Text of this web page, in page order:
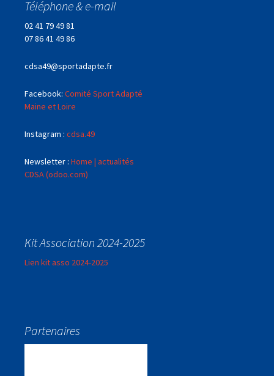
Téléphone & e-mail
02 41 79 49 81
07 86 41 49 86
cdsa49@sportadapte.fr
Facebook: Comité Sport Adapté
Maine et Loire
Instagram : cdsa.49
Newsletter : Home | actualités
CDSA (odoo.com)
Kit Association 2024-2025
Lien kit asso 2024-2025
Partenaires